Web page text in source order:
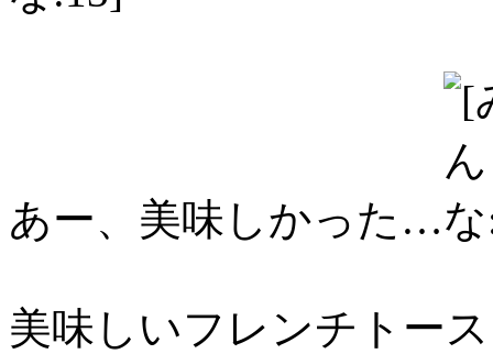
あー、美味しかった…
美味しいフレンチトー